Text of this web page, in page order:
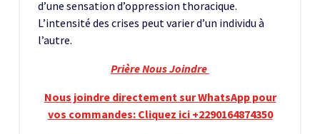
d’une sensation d’oppression thoracique.
L’intensité des crises peut varier d’un individu à
l’autre.
Prière Nous Joindre
Nous joindre directement sur WhatsApp pour
vos commandes: Cliquez ici +2290164874350